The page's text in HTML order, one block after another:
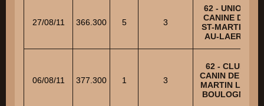
27/08/11 366.300 5 3
62 - UNION
CANINE DE
ST-MARTIN-
AU-LAERT
06/08/11 377.300 1 3
62 - CLUB
CANIN DE ST
MARTIN LES
BOULOGNE